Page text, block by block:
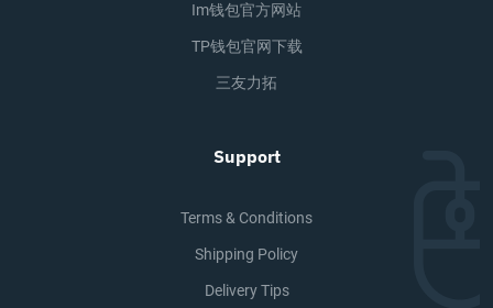
Im钱包官方网站
TP钱包官网下载
三友力拓
Support
Terms & Conditions
Shipping Policy
Delivery Tips